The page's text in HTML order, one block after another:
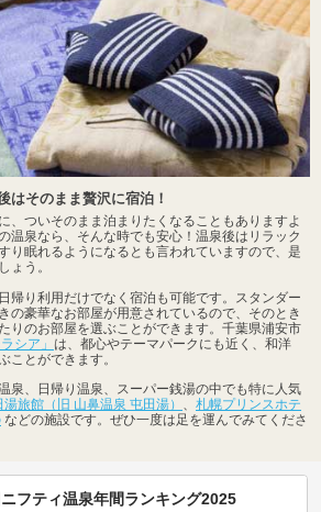
はそのまま贅沢に宿泊！
、ついそのまま泊まりたくなることもありますよ
温泉なら、そんな時でも安心！温泉後はリラック
り眠れるようになるとも言われていますので、是
ょう。
帰り利用だけでなく宿泊も可能です。スタンダー
の豪華なお部屋が用意されているので、そのとき
りのお部屋を選ぶことができます。千葉県浦安市
シア」 は、都心やテーマパークにも近く、和洋
ことができます。
泉、日帰り温泉、スーパー銭湯の中でも特に人気
旅館（旧 山鼻温泉 屯田湯） 、 札幌プリンスホテ
などの施設です。ぜひ一度は足を運んでみてくださ
フティ温泉年間ランキング2025